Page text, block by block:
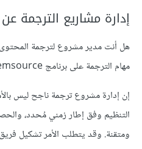
إدارة مشاريع الترجمة
هل أنت مدير مشروع لترجمة
مهام الترجمة على برنامج Memsource.
إن إدارة مشروع ترجمة ناجح ليس
التنظيم وفق إطار زمني مُحدد،
ومتقنة. وقد يتطلب الأمر تشكيل